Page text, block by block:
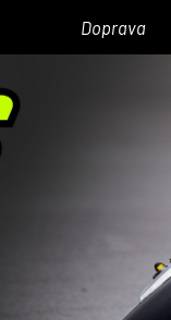
Doprava